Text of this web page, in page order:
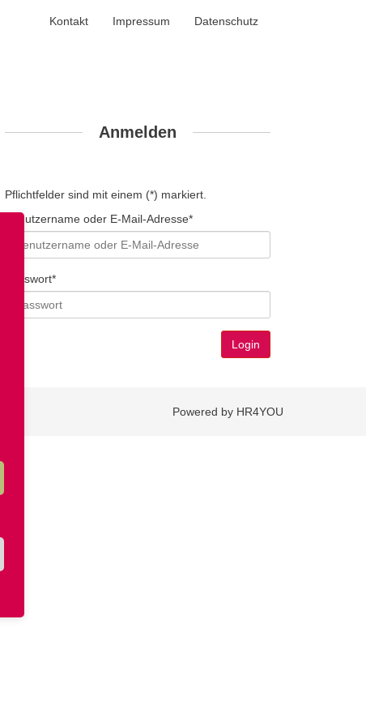
Kontakt Impressum Datenschutz
Anmelden
Pflichtfelder sind mit einem (*) markiert.
Benutzername oder E-Mail-Adresse*
Passwort*
Powered by HR4YOU